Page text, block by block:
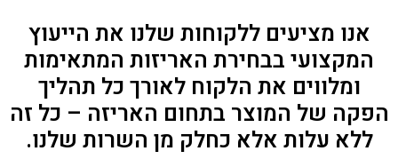
אנו מציעים ללקוחות שלנו את הייעוץ
המקצועי בבחירת האריזות המתאימות
ומלווים את הלקוח לאורך כל תהליך
הפקה של המוצר בתחום האריזה – כל זה
ללא עלות אלא כחלק מן השרות שלנו.